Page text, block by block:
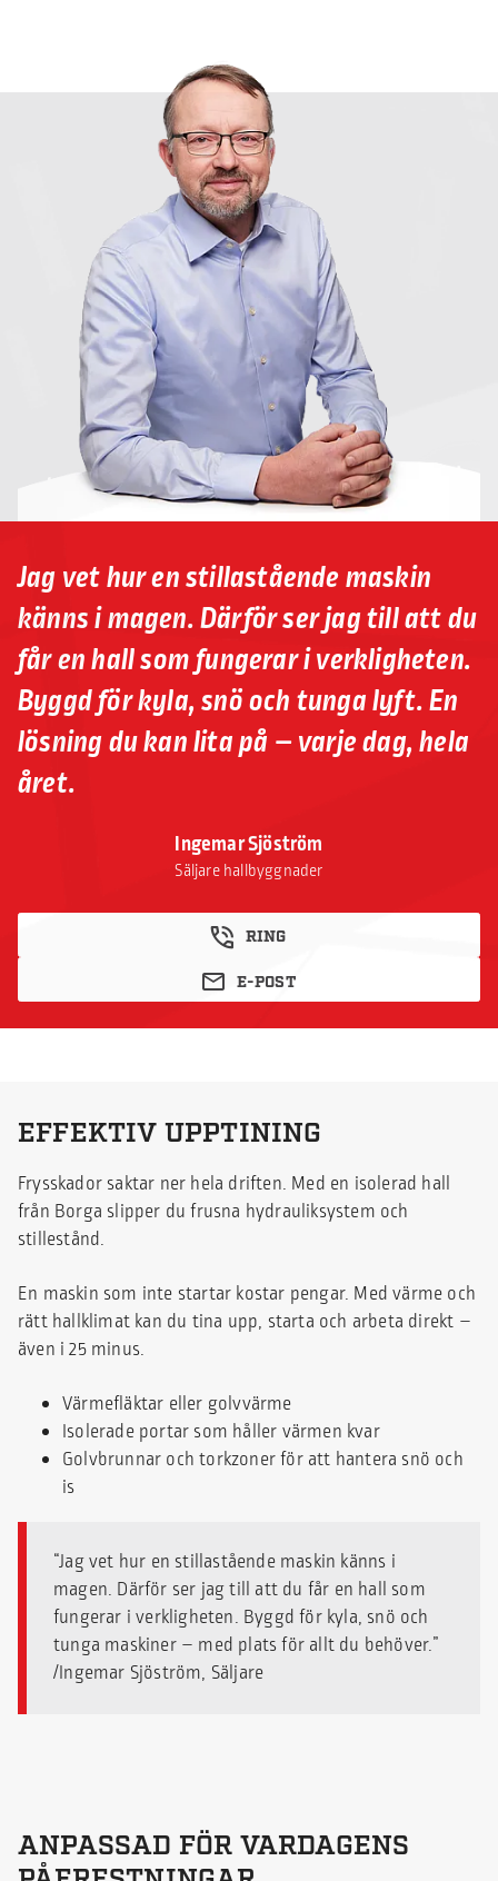
Ingemar Sjöström
Säljare hallbyggnader
RING
E-POST
Jag vet hur en stillastående maskin
känns i magen. Därför ser jag till att du
får en hall som fungerar i verkligheten.
Byggd för kyla, snö och tunga lyft. En
lösning du kan lita på – varje dag, hela
året.
EFFEKTIV UPPTINING
Frysskador saktar ner hela driften. Med en isolerad hall
från Borga slipper du frusna hydrauliksystem och
stillestånd.
En maskin som inte startar kostar pengar. Med värme och
rätt hallklimat kan du tina upp, starta och arbeta direkt –
även i 25 minus.
Värmefläktar eller golvvärme
Isolerade portar som håller värmen kvar
Golvbrunnar och torkzoner för att hantera snö och
is
“Jag vet hur en stillastående maskin känns i
magen. Därför ser jag till att du får en hall som
fungerar i verkligheten. Byggd för kyla, snö och
tunga maskiner – med plats för allt du behöver.”
/Ingemar Sjöström, Säljare
ANPASSAD FÖR VARDAGENS